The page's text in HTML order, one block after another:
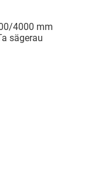
4000 mm
sägerau